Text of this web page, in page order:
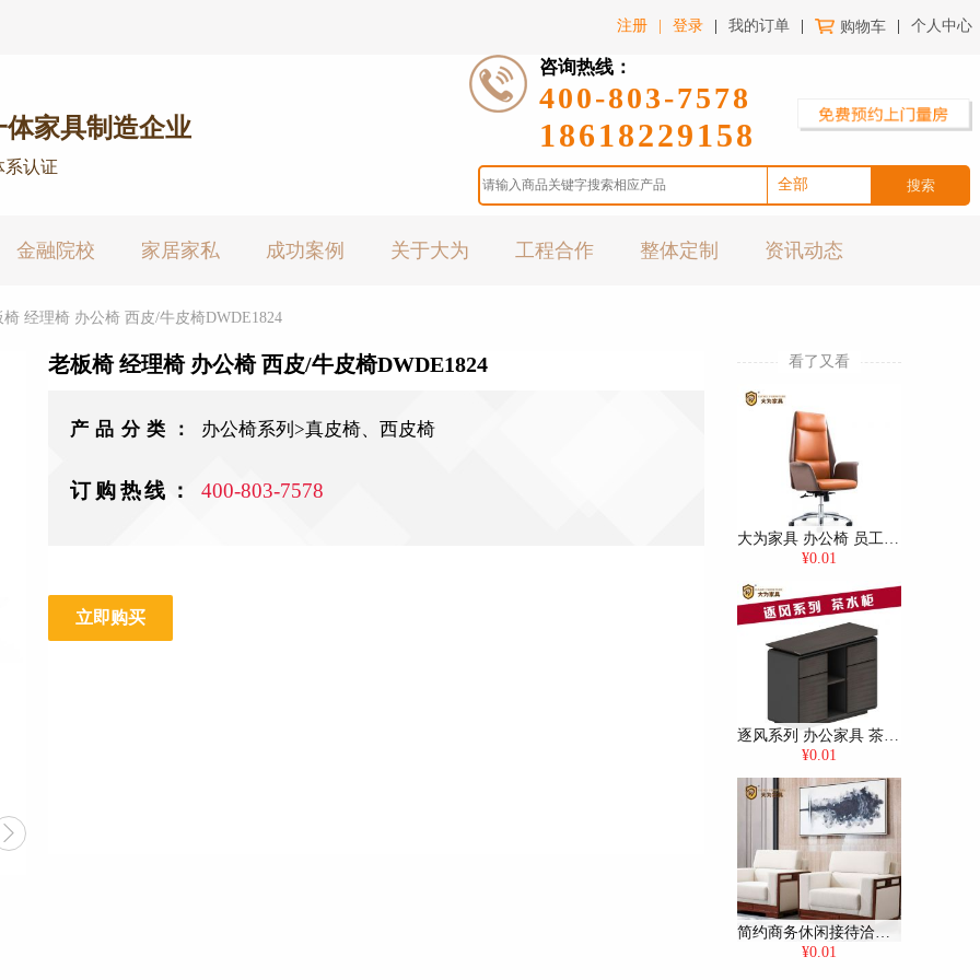
注册 登录 我的订单 购物车 个人中心
体家具制造企业
系认证
咨询热线：
400-803-7578
18618229158
全部
酒店家具
家居家私
金融院校 家居家私 成功案例 关于大为 工程合作 整体定制 资讯动态
椅 经理椅 办公椅 西皮/牛皮椅DWDE1824
老板椅 经理椅 办公椅 西皮/牛皮椅DWDE1824
产品分类： 办公椅系列>真皮椅、西皮椅
订购热线： 400-803-7578
立即购买
看了又看
大为家具 办公椅 员工椅 会议椅 棕色
¥0.01
逐风系列 办公家具 茶水柜 茶几 方几 免费策划方案，可定制
¥0.01
简约商务休闲接待洽谈沙发 布艺沙发
¥0.01